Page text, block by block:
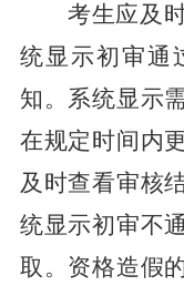
考生应及
统显示初审通
知。系统显示
在规定时间内
及时查看审核
统显示初审不
取。资格造假